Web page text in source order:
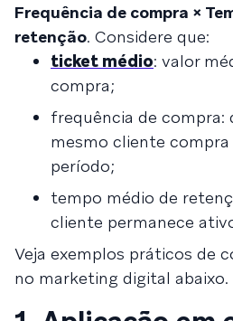
Frequência de compra ×
retenção. Considere que:
ticket médio: valor
compra;
frequência de compra:
mesmo cliente
período;
tempo médio de
cliente permanece
Veja exemplos práticos de
no marketing digital abaixo.